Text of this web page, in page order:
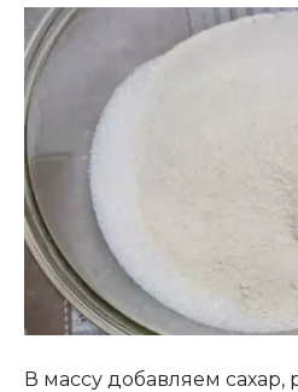
В массу добавляем сахар,